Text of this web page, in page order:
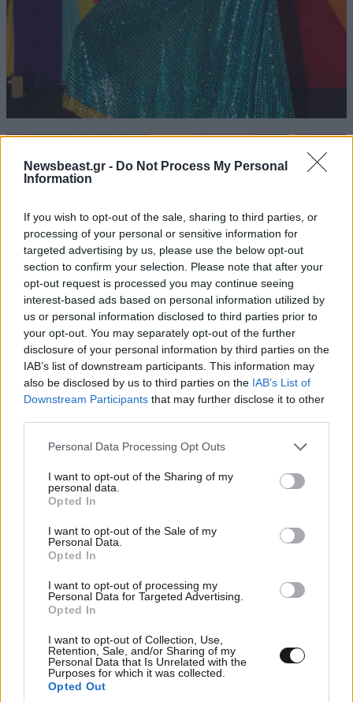
Newsbeast.gr - Do Not Process My Personal
Information
If you wish to opt-out of the sale, sharing to third parties, or
processing of your personal or sensitive information for
targeted advertising by us, please use the below opt-out
section to confirm your selection. Please note that after your
opt-out request is processed you may continue seeing
interest-based ads based on personal information utilized by
us or personal information disclosed to third parties prior to
your opt-out. You may separately opt-out of the further
disclosure of your personal information by third parties on the
IAB’s list of downstream participants. This information may
also be disclosed by us to third parties on the IAB’s List of
Downstream Participants that may further disclose it to other
Please note that this website/app uses one or more Google
not limited to your visit or usage behaviour. You may click to
grant or deny consent to Google and its third-party tags to
use your data for below specified purposes in below Google
consent section.
Personal Data Processing Opt Outs
I want to opt-out of the Sharing of my
personal data.
Opted In
I want to opt-out of the Sale of my
Personal Data.
Opted In
I want to opt-out of processing my
Personal Data for Targeted Advertising.
Opted In
I want to opt-out of Collection, Use,
Retention, Sale, and/or Sharing of my
Personal Data that Is Unrelated with the
Purposes for which it was collected.
Opted Out